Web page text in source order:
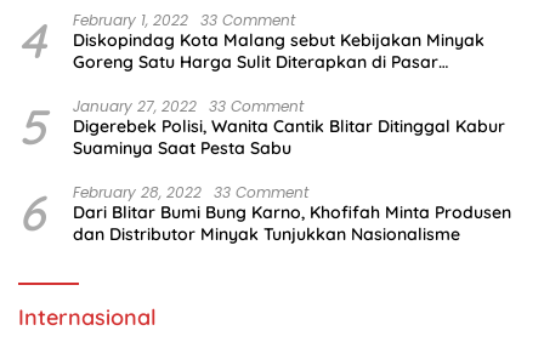
4 February 1, 2022 33 Comment
Diskopindag Kota Malang sebut Kebijakan Minyak
Goreng Satu Harga Sulit Diterapkan di Pasar
5 January 27, 2022 33 Comment
Digerebek Polisi, Wanita Cantik Blitar Ditinggal Kabur
Suaminya Saat Pesta Sabu
6 February 28, 2022 33 Comment
Dari Blitar Bumi Bung Karno, Khofifah Minta Produsen
dan Distributor Minyak Tunjukkan Nasionalisme
Internasional